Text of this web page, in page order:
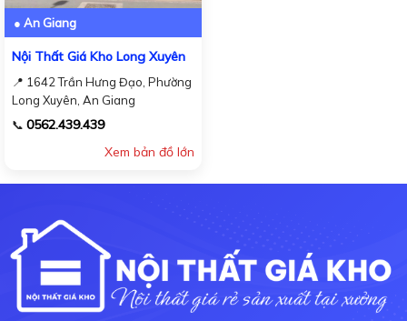
● An Giang
Nội Thất Giá Kho Long Xuyên
📍 1642 Trần Hưng Đạo, Phường
Long Xuyên, An Giang
📞 0562.439.439
Xem bản đồ lớn